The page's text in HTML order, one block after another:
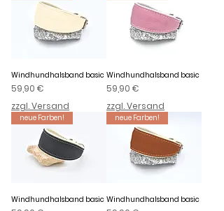
Windhundhalsband basic
Preis
59,90 €
zzgl. Versand
Windhundhalsband basic
Preis
59,90 €
zzgl. Versand
neue Farben!
Windhundhalsband basic
neue Farben!
Windhundhalsband basic